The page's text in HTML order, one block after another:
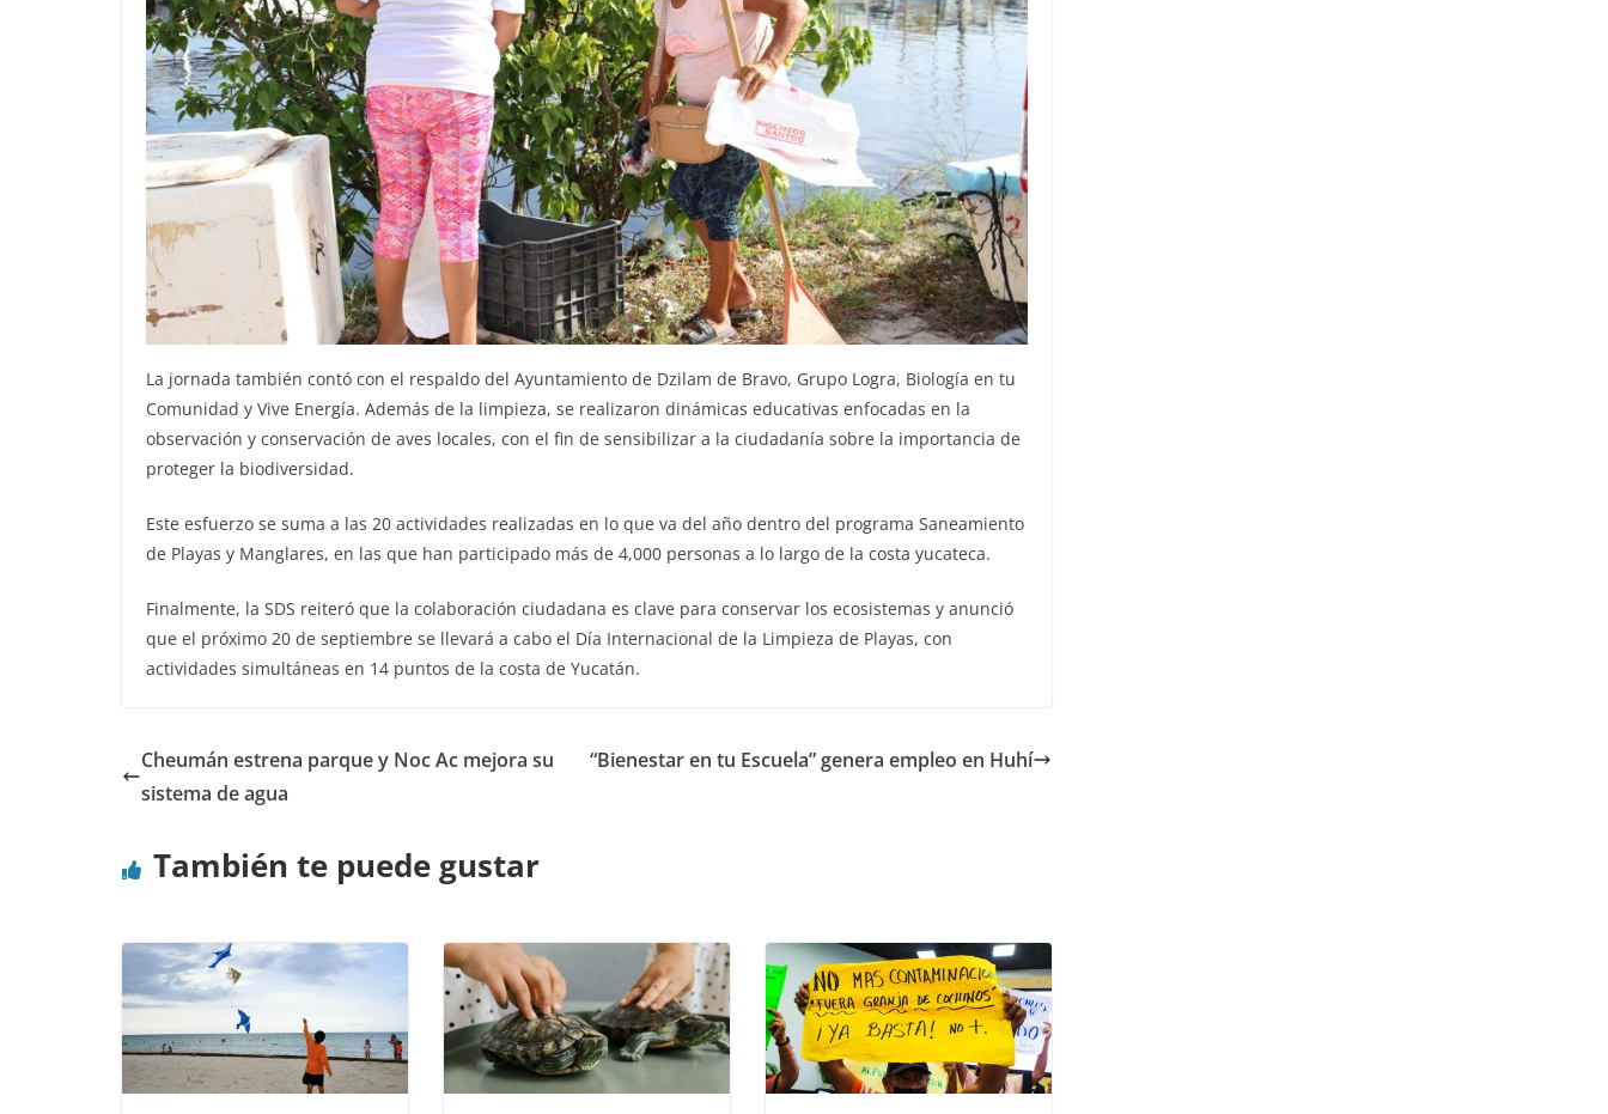
La jornada también contó con el respaldo del Ayuntamiento de Dzilam de Bravo, Grupo Logra, Biología en tu
Comunidad y Vive Energía. Además de la limpieza, se realizaron dinámicas educativas enfocadas en la
observación y conservación de aves locales, con el fin de sensibilizar a la ciudadanía sobre la importancia de
proteger la biodiversidad.
Este esfuerzo se suma a las 20 actividades realizadas en lo que va del año dentro del programa Saneamiento
de Playas y Manglares, en las que han participado más de 4,000 personas a lo largo de la costa yucateca.
Finalmente, la SDS reiteró que la colaboración ciudadana es clave para conservar los ecosistemas y anunció
que el próximo 20 de septiembre se llevará a cabo el Día Internacional de la Limpieza de Playas, con
actividades simultáneas en 14 puntos de la costa de Yucatán.
Cheumán estrena parque y Noc Ac mejora su
sistema de agua
“Bienestar en tu Escuela” genera empleo en Huhí
También te puede gustar